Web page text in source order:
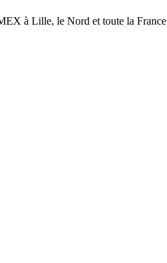
à Lille, le Nord et toute la France